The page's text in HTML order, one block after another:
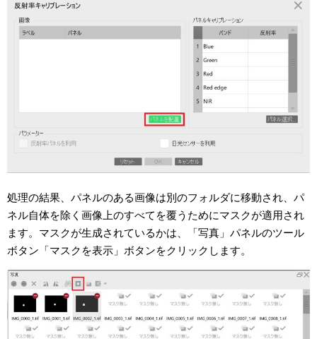
処理の結果、パネルのある画像は別のフォルダに移動され、パ
ネル自体を除く画像上のすべてを覆うためにマスクが適用され
ます。マスクが生成されているかは、「写真」パネルのツール
ボタン「マスクを表示」ボタンをクリックします。